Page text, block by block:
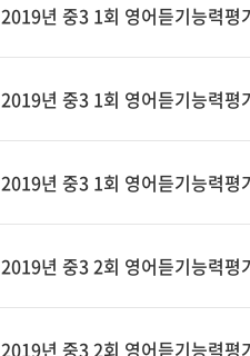
2019년 중3 1회 영어듣기능력평
2019년 중3 1회 영어듣기능력
2019년 중3 1회 영어듣기능력
2019년 중3 2회 영어듣기능력평
2019년 중3 2회 영어듣기능력